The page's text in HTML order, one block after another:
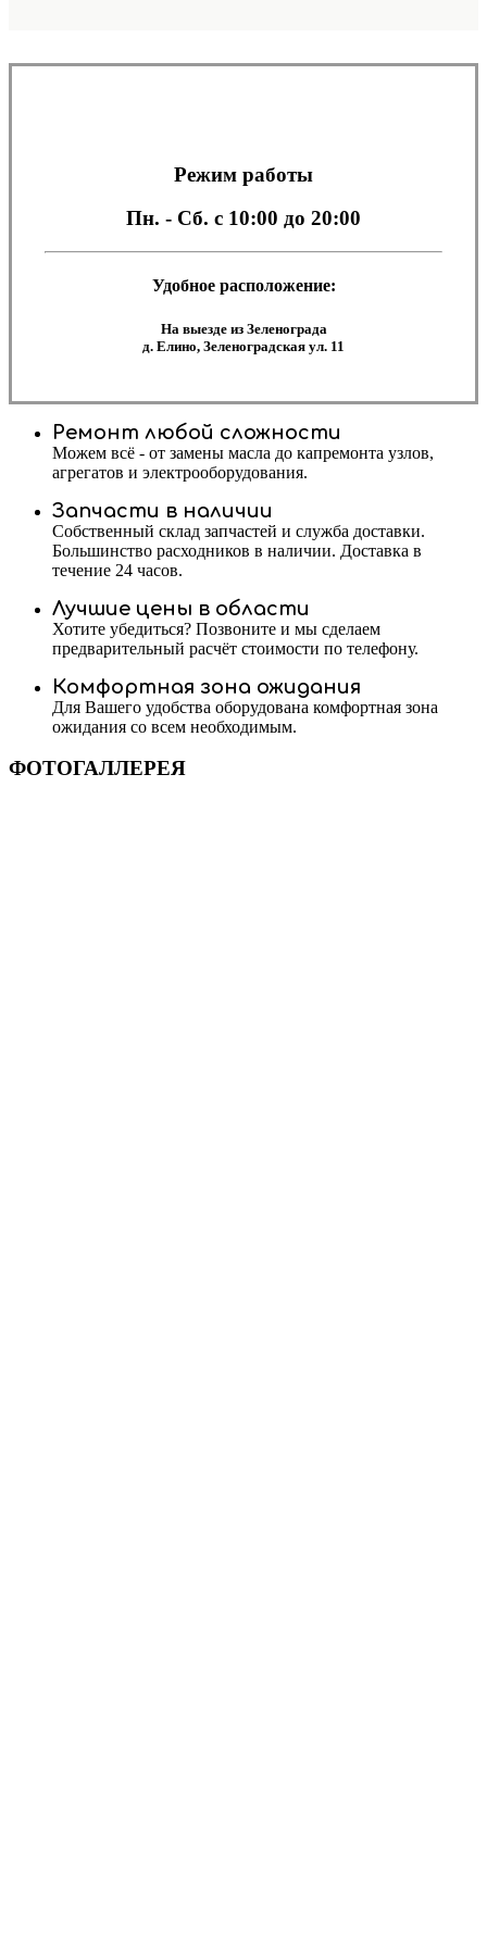
Режим работы
Пн. - Сб. с 10:00 до 20:00
Удобное расположение:
На выезде из Зеленограда
д. Елино, Зеленоградская ул. 11
Ремонт любой сложности
Можем всё - от замены масла до капремонта узлов,
агрегатов и электрооборудования.
Запчасти в наличии
Собственный склад запчастей и служба доставки.
Большинство расходников в наличии. Доставка в
течение 24 часов.
Лучшие цены в области
Хотите убедиться? Позвоните и мы сделаем
предварительный расчёт стоимости по телефону.
Комфортная зона ожидания
Для Вашего удобства оборудована комфортная зона
ожидания со всем необходимым.
ФОТОГАЛЛЕРЕЯ